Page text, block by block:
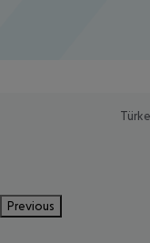
Previous